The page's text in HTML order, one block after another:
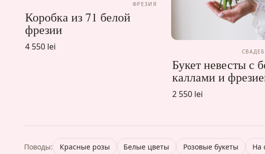
ФРЕЗИЯ
Коробка из 71 белой
фрезии
4 550 lei
Букет невесты с
каллами и
2 550 lei
Поводы: Красные розы Белые цветы Розовые букеты На